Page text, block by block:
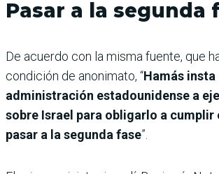
Pasar a la segunda
De acuerdo con la misma fuente, que
condición de anonimato, “Hamás insta
administración estadounidense a
sobre Israel para obligarlo a cumplir
pasar a la segunda fase”.